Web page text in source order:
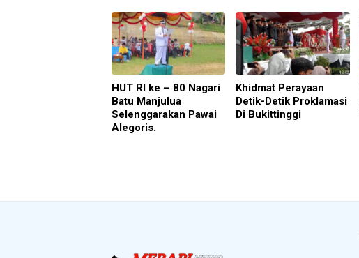
HUT RI ke – 80 Nagari
Batu Manjulua
Selenggarakan Pawai
Alegoris.
Khidmat Perayaan
Detik-Detik Proklamasi
Di Bukittinggi